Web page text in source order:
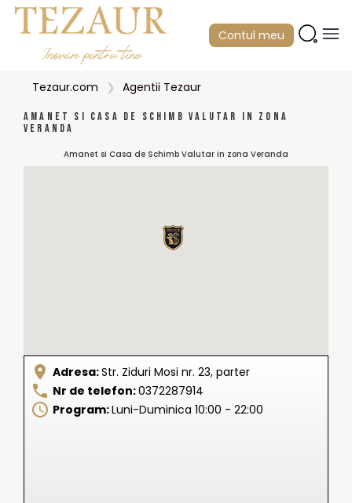
Contul meu
Tezaur.com Agentii Tezaur
Amanet si Casa de Schimb Valutar in zona
Veranda
Amanet si Casa de Schimb Valutar in zona Veranda
Adresa:Str. Ziduri Mosi nr. 23, parter
Nr de telefon:0372287914
Program:Luni-Duminica 10:00 - 22:00